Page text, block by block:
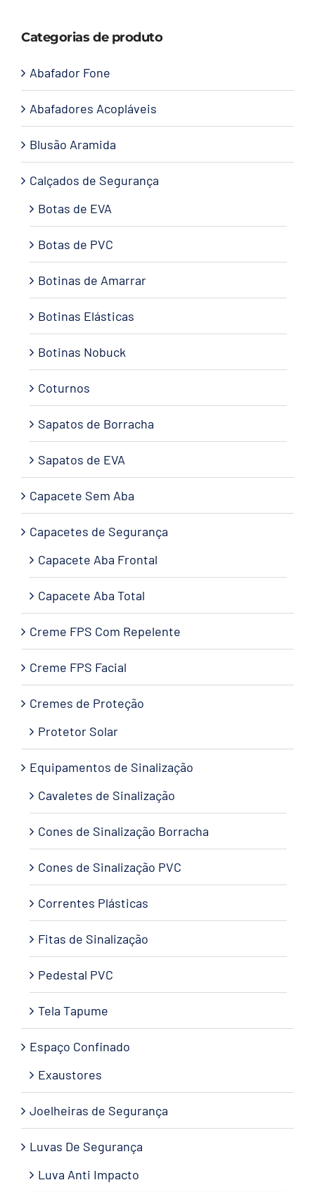
Contato
Categorias de produto
Abafador Fone
Abafadores Acopláveis
Blusão Aramida
Calçados de Segurança
Botas de EVA
Botas de PVC
Botinas de Amarrar
Botinas Elásticas
Botinas Nobuck
Coturnos
Sapatos de Borracha
Sapatos de EVA
Capacete Sem Aba
Capacetes de Segurança
Capacete Aba Frontal
Capacete Aba Total
Creme FPS Com Repelente
Creme FPS Facial
Cremes de Proteção
Protetor Solar
Equipamentos de Sinalização
Cavaletes de Sinalização
Cones de Sinalização Borracha
Cones de Sinalização PVC
Correntes Plásticas
Fitas de Sinalização
Pedestal PVC
Tela Tapume
Espaço Confinado
Exaustores
Joelheiras de Segurança
Luvas De Segurança
Luva Anti Impacto